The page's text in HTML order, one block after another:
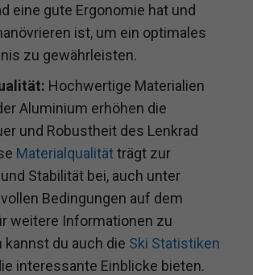
eine gute Ergonomie hat und
ist, um ein optimales
zu gewährleisten.
Hochwertige Materialien
Aluminium erhöhen die
und Robustheit des Lenkrad
Materialqualitätträgt zur
Stabilität bei, auch unter
Bedingungen auf dem
weitere Informationen zu
kannst du auch die Ski Statistiken
interessante Einblicke bieten.